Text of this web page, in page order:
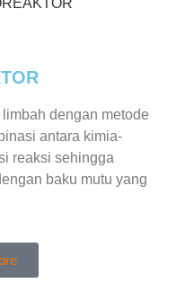
dengan metode
antara kimia-
reaksi sehingga
baku mutu yang